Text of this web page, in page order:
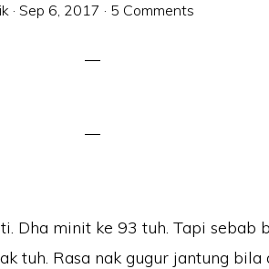
· Sep 6, 2017 · 5 Comments
Dha minit ke 93 tuh. Tapi sebab
tuh. Rasa nak gugur jantung bila